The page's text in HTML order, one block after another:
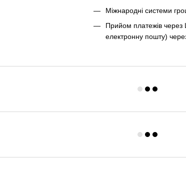
Міжнародні системи
Прийом платежів через
електронну пошту)